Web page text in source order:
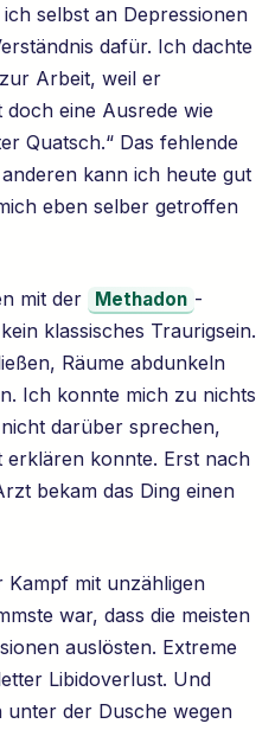
selbst an Depressionen
dafür. Ich dachte
Arbeit, weil er
doch eine Ausrede wie
Quatsch.“ Das fehlende
kann ich heute gut
eben selber getroffen
mit der Methadon -
klassisches Traurigsein.
Räume abdunkeln
Ich konnte mich zu nichts
darüber sprechen,
erklären konnte. Erst nach
bekam das Ding einen
Kampf mit unzähligen
war, dass die meisten
auslösten. Extreme
Libidoverlust. Und
unter der Dusche wegen